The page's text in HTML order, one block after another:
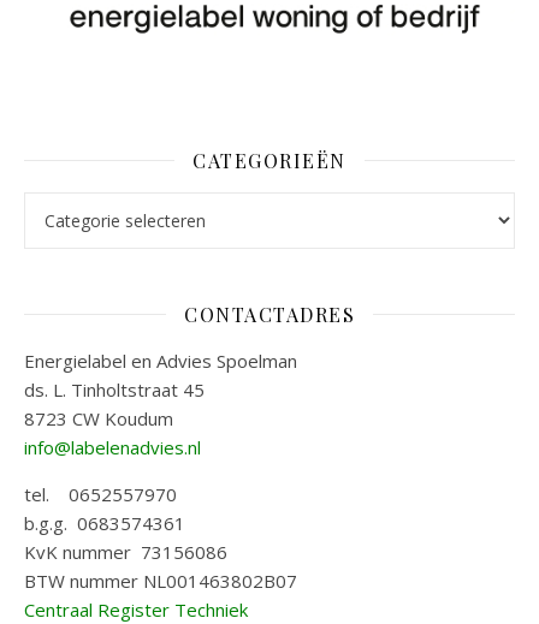
CATEGORIEËN
CONTACTADRES
Energielabel en Advies Spoelman
ds. L. Tinholtstraat 45
8723 CW Koudum
info@labelenadvies.nl
tel. 0652557970
b.g.g. 0683574361
KvK nummer 73156086
BTW nummer NL001463802B07
Centraal Register Techniek